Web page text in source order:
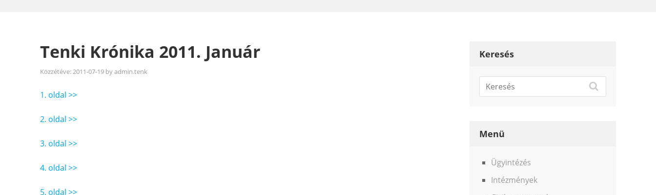
Tenki Krónika 2011. Január
Közzétéve:2011-07-19 byadmin.tenk
1. oldal >>
2. oldal >>
3. oldal >>
4. oldal >>
5. oldal >>
Keresés
Menü
Ügyintézés
Intézmények